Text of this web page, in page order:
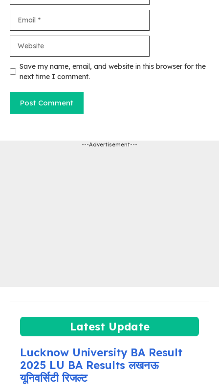
Save my name, email, and website in this browser for the
next time I comment.
---Advertisement---
Latest Update
Lucknow University BA Result
2025 LU BA Results लखनऊ
यूनिवर्सिटी रिजल्ट